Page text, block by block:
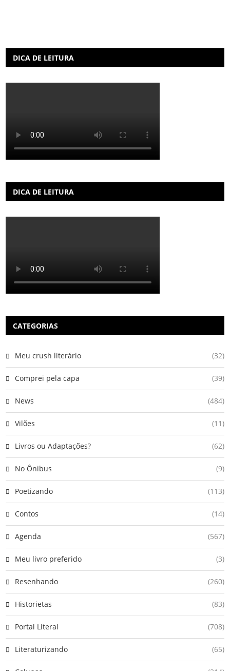
DICA DE LEITURA
DICA DE LEITURA
CATEGORIAS
Meu crush literário (32)
Comprei pela capa (39)
News (484)
Vilões (11)
Livros ou Adaptações? (62)
No Ônibus (9)
Poetizando (113)
Contos (14)
Agenda (567)
Meu livro preferido (3)
Resenhando (260)
Historietas (83)
Portal Literal (708)
Literaturizando (65)